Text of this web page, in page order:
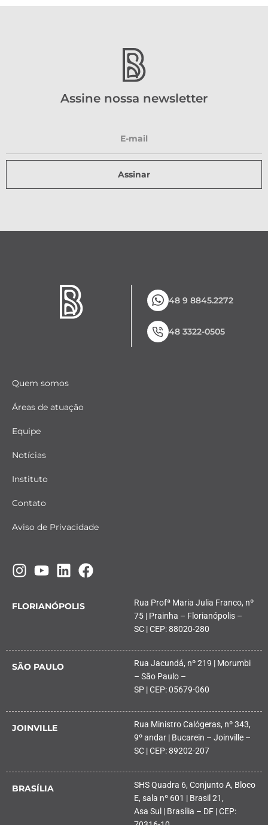
Assine nossa newsletter
Assinar
48 9 8845.2272
48 3322-0505
Quem somos
Áreas de atuação
Equipe
Notícias
Instituto
Contato
Aviso de Privacidade
FLORIANÓPOLIS
Rua Profª Maria Julia Franco, nº
75 | Prainha – Florianópolis –
SC | CEP: 88020-280
SÃO PAULO
Rua Jacundá, nº 219 | Morumbi
– São Paulo –
SP | CEP: 05679-060
JOINVILLE
Rua Ministro Calógeras, nº 343,
9º andar | Bucarein – Joinville –
SC | CEP: 89202-207
BRASÍLIA
SHS Quadra 6, Conjunto A, Bloco
E, sala nº 601 | Brasil 21,
Asa Sul | Brasília – DF | CEP: